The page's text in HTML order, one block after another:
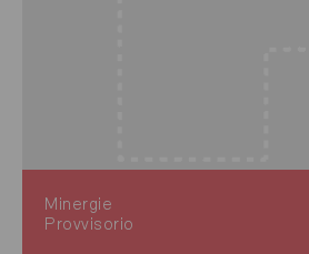
Minergie
Provvisorio